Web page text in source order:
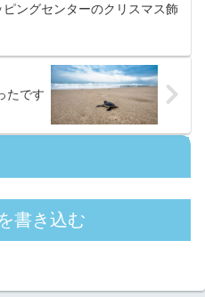
ピングセンターのクリスマス飾
たです
書き込む